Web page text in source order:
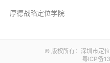
厚德战略定位学院
© 版权所有：深圳市定
粤ICP备